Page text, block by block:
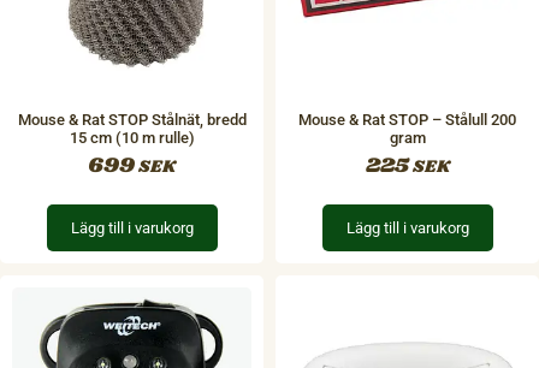
Mouse & Rat STOP Stålnät, bredd
15 cm (10 m rulle)
699SEK
Lägg till i varukorg
Mouse & Rat STOP – Stålull 200
gram
225SEK
Lägg till i varukorg